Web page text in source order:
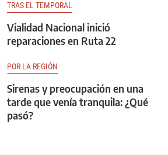
TRAS EL TEMPORAL
Vialidad Nacional inició
reparaciones en Ruta 22
POR LA REGIÓN
Sirenas y preocupación en una
tarde que venía tranquila: ¿Qué
pasó?